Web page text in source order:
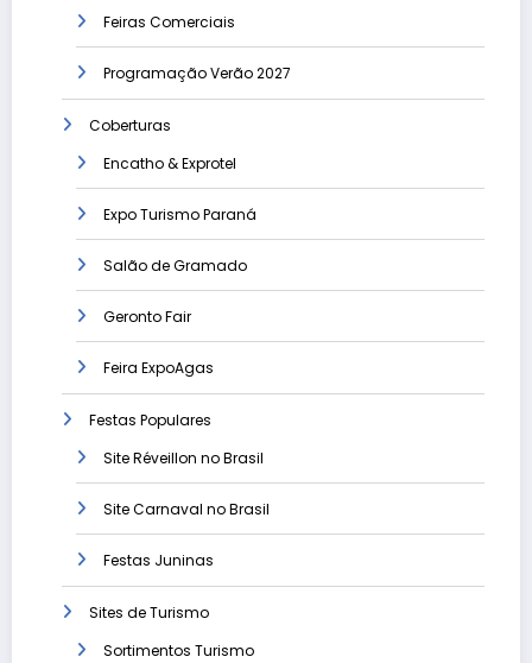
Feiras Comerciais
Programação Verão 2027
Coberturas
Encatho & Exprotel
Expo Turismo Paraná
Salão de Gramado
Geronto Fair
Feira ExpoAgas
Festas Populares
Site Réveillon no Brasil
Site Carnaval no Brasil
Festas Juninas
Sites de Turismo
Sortimentos Turismo